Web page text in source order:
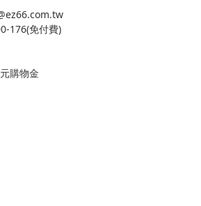
176(免付費)
購物金